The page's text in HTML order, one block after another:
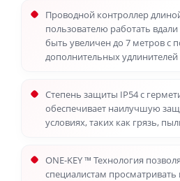
Проводной контроллер
пользователю работать
быть увеличен до 7 метров
дополнительных удлинителей
Степень защиты IP54 с
обеспечивает наилучшую
условиях, таких как грязь,
ONE-KEY ™ Технология
специалистам просматривать